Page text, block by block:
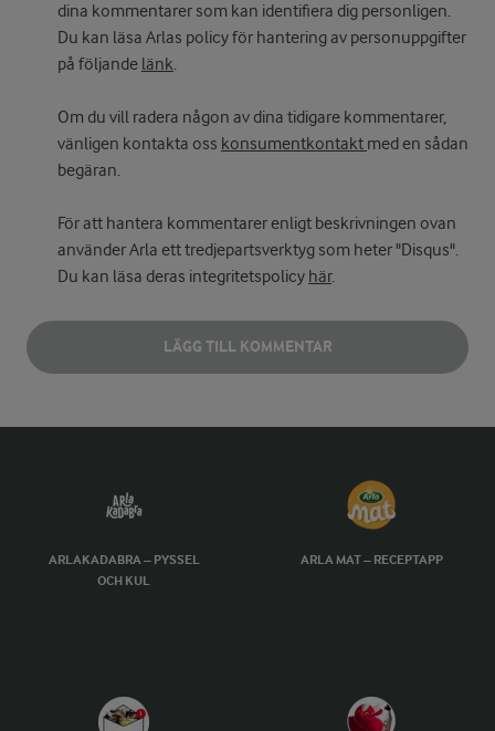
dina kommentarer som kan identifiera dig personligen.
Du kan läsa Arlas policy för hantering av personuppgifter
på följande länk.
Om du vill radera någon av dina tidigare kommentarer,
vänligen kontakta oss konsumentkontakt med en sådan
begäran.
För att hantera kommentarer enligt beskrivningen ovan
använder Arla ett tredjepartsverktyg som heter "Disqus".
Du kan läsa deras integritetspolicy här.
LÄGG TILL KOMMENTAR
ARLAKADABRA – PYSSEL
OCH KUL
ARLA MAT – RECEPTAPP